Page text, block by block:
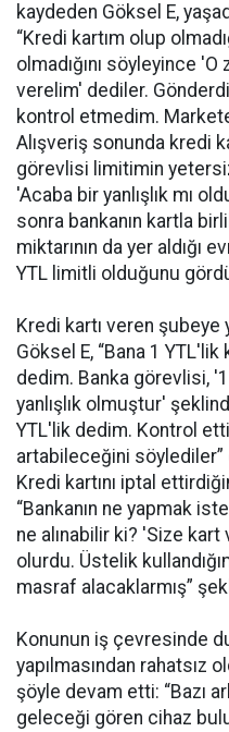
kaydeden Göksel E,
“Kredi kartım olup
olmadığını söyleyince
verelim' dediler.
kontrol etmedim.
Alışveriş sonunda kredi
görevlisi limitimin
'Acaba bir yanlışlık mı
sonra bankanın kartla
miktarının da yer aldığı
YTL limitli olduğunu
Kredi kartı veren
Göksel E, “Bana 1
dedim. Banka görevlisi,
yanlışlık olmuştur'
YTL'lik dedim. Kontrol
artabileceğini söylediler”
Kredi kartını iptal
“Bankanın ne yapmak
ne alınabilir ki? 'Size
olurdu. Üstelik
masraf alacaklarmış”
Konunun iş çevresinde
yapılmasından rahatsız
şöyle devam etti: “Bazı
geleceği gören cihaz